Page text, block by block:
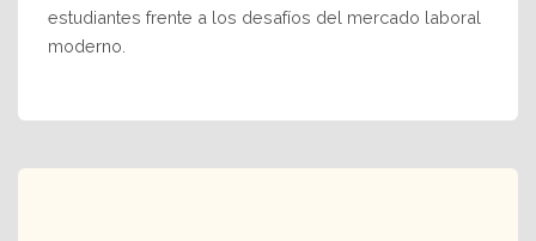
estudiantes frente a los desafíos del mercado laboral
moderno.